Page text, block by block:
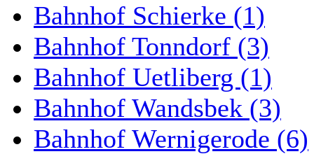
Bahnhof Schierke (1)
Bahnhof Tonndorf (3)
Bahnhof Uetliberg (1)
Bahnhof Wandsbek (3)
Bahnhof Wernigerode (6)